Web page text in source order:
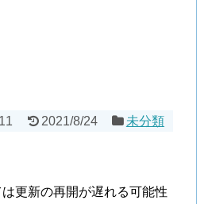
2021/8/24 未分類
更新の再開が遅れる可能性